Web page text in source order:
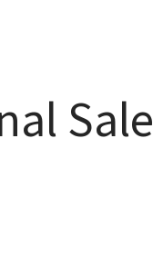
Sale